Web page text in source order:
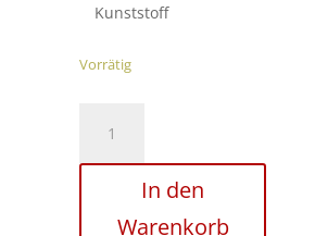
Kunststoff
Vorrätig
Menge
In den
Warenkorb